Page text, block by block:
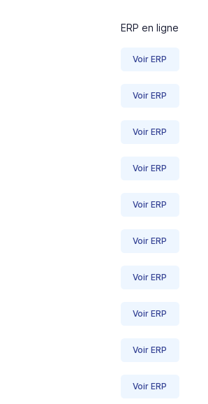
ERP en ligne
Voir ERP
Voir ERP
Voir ERP
Voir ERP
Voir ERP
Voir ERP
Voir ERP
Voir ERP
Voir ERP
Voir ERP